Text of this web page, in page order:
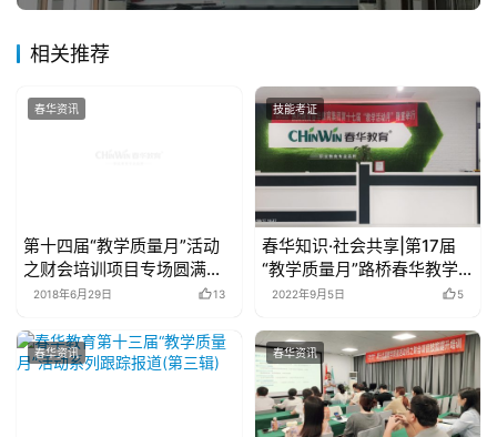
相关推荐
春华资讯
第十四届“教学质量月”活动
之财会培训项目专场圆满落
幕2018年6月29日 13
技能考证
春华知识·社会共享|第17届
“教学质量月”路桥春华教学
名师在行动
2022年9月5日 5
春华资讯 春华资讯